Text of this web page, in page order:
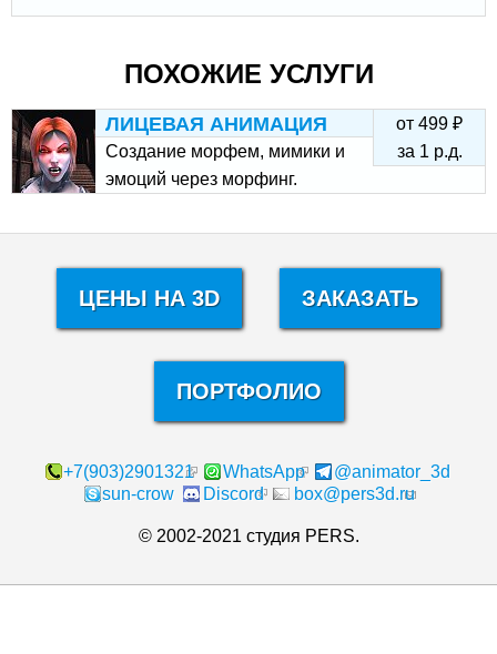
ПОХОЖИЕ УСЛУГИ
от 499 ₽
за 1 р.д.
ЛИЦЕВАЯ АНИМАЦИЯ
Создание морфем, мимики и
эмоций через морфинг.
ЦЕНЫ НА 3D ЗАКАЗАТЬ
ПОРТФОЛИО
+7(903)2901321 WhatsApp
@animator_3d
sun-crow
Discord box@pers3d.ru
© 2002-2021 студия PERS.